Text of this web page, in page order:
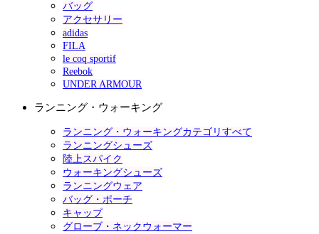
バッグ
アクセサリー
adidas
FILA
le coq sportif
Reebok
UNDER ARMOUR
ランニング・ウォーキング
ランニング・ウォーキングカテゴリすべて
ランニングシューズ
陸上スパイク
ウォーキングシューズ
ランニングウェア
バッグ・ポーチ
キャップ
グローブ・ネックウォーマー